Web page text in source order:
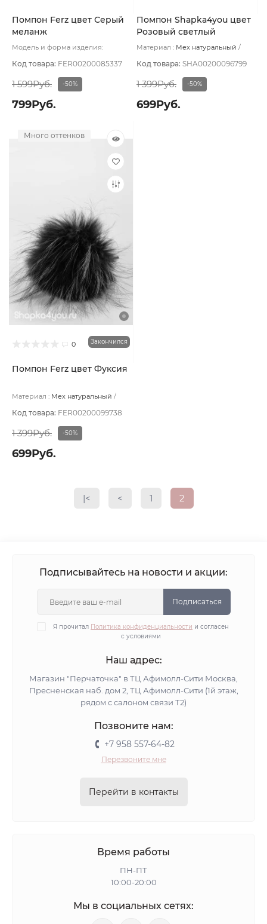
Помпон Ferz цвет Серый
меланж
Модель и форма изделия:
Код товара: FER00200085337
1 599Руб. -50%
799Руб.
Помпон Shapka4you цвет
Розовый светлый
Материал : Мех натуральный
Код товара: SHA00200096799
1 399Руб. -50%
699Руб.
Много оттенков
0 Закончился
Помпон Ferz цвет Фуксия
Материал : Мех натуральный
Код товара: FER00200099738
1 399Руб. -50%
699Руб.
|< < 1 2
Подписывайтесь на новости и акции:
Подписаться
Я прочитал Политика конфиденциальности и согласен
с условиями
Наш адрес:
Магазин "Перчаточка" в ТЦ Афимолл-Сити Москва,
Пресненская наб. дом 2, ТЦ Афимолл-Сити (1й этаж,
рядом с салоном связи Т2)
Позвоните нам:
+7 958 557-64-82
Перезвоните мне
Перейти в контакты
Время работы
ПН-ПТ
10:00-20:00
Мы в социальных сетях: